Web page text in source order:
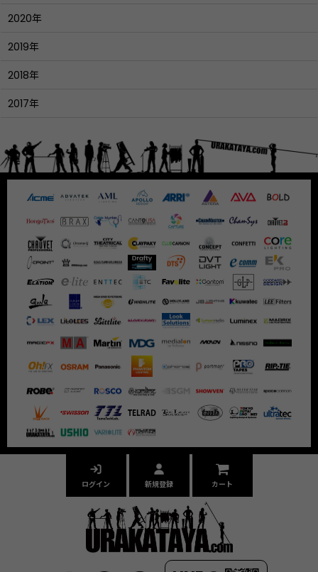
2020年
2019年
2018年
2017年
ログイン 新規登録 カート